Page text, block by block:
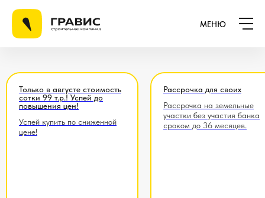
МЕНЮ
Только в августе стоимость
сотки 99 т.р.! Успей до
повышения цен!
Успей купить по сниженной
цене!
Рассрочка для своих
Рассрочка на земельные
участки без участия банка
сроком до 36 месяцев.